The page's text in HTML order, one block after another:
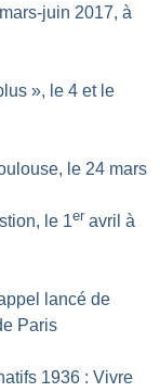
juin 2017, à
», le 4 et le
le 24 mars
le 1er avril à
lancé de
Paris
1936 : Vivre